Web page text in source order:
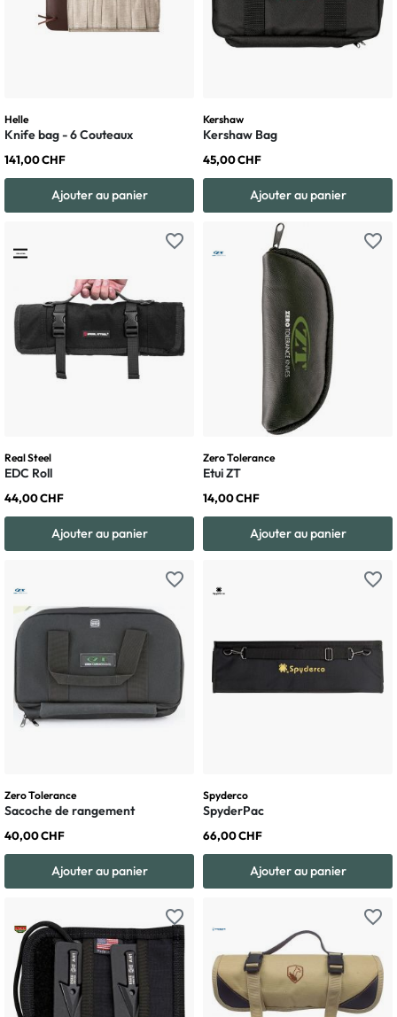
Helle
Knife bag - 6 Couteaux
141,00 CHF
Ajouter au panier
Kershaw
Kershaw Bag
45,00 CHF
Ajouter au panier
favorite_border
Real Steel
EDC Roll
44,00 CHF
Ajouter au panier
favorite_border
Zero Tolerance
Etui ZT
14,00 CHF
Ajouter au panier
favorite_border
Zero Tolerance
Sacoche de rangement
40,00 CHF
Ajouter au panier
favorite_border
Spyderco
SpyderPac
66,00 CHF
Ajouter au panier
favorite_border favorite_border